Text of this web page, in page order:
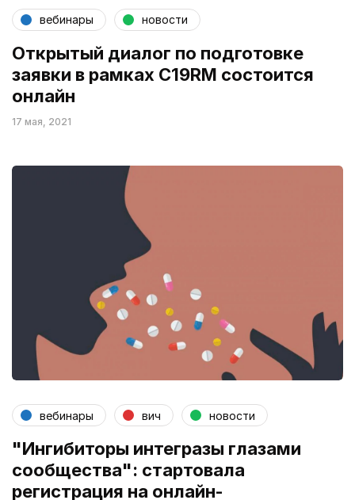
вебинары новости
Открытый диалог по подготовке
заявки в рамках C19RM состоится
онлайн
17 мая, 2021
вебинары вич новости
"Ингибиторы интегразы глазами
сообщества": стартовала
регистрация на онлайн-